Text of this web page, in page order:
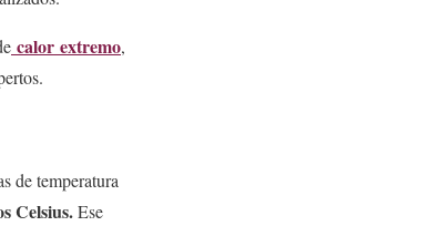
calor extremo,
de temperatura
Celsius.Ese